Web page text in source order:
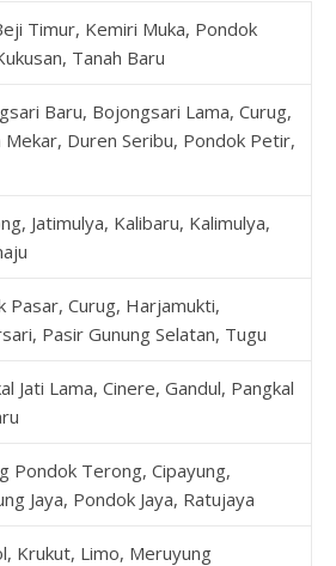
Timur, Kemiri Muka, Pondok
Tanah Baru
Baru, Bojongsari Lama, Curug,
Mekar, Duren Seribu, Pondok Petir,
Jatimulya, Kalibaru, Kalimulya,
Pasar, Curug, Harjamukti,
Pasir Gunung Selatan, Tugu
Jati Lama, Cinere, Gandul, Pangkal
Pondok Terong, Cipayung,
Jaya, Pondok Jaya, Ratujaya
Krukut, Limo, Meruyung